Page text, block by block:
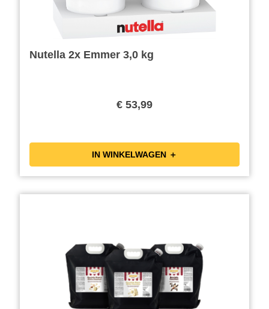
Nutella 2x Emmer 3,0 kg
€ 53,99
IN WINKELWAGEN ＋